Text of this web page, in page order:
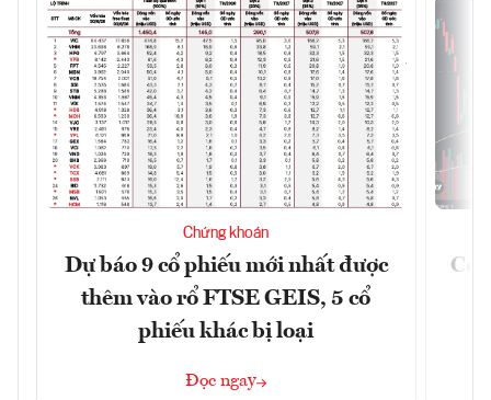
Chứng khoán
Dự báo 9 cổ phiếu mới nhất được
thêm vào rổ FTSE GEIS, 5 cổ
phiếu khác bị loại
Đọc ngay
Có